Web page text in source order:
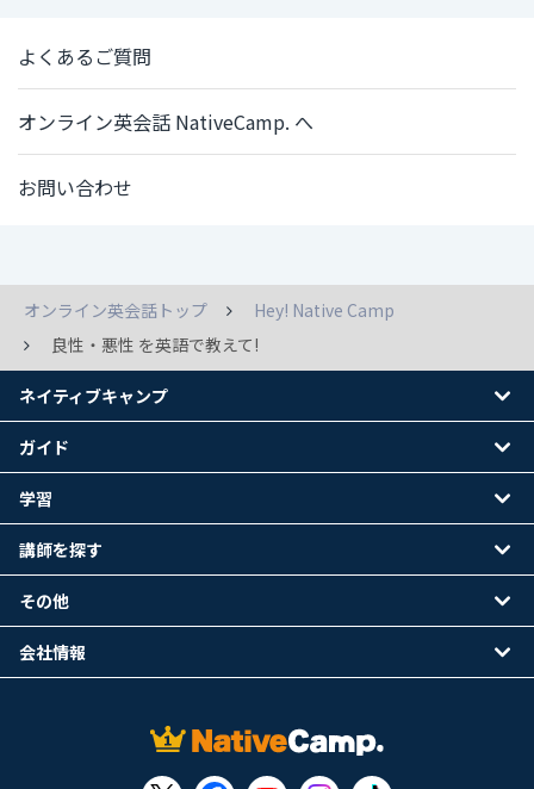
よくあるご質問
オンライン英会話 NativeCamp. へ
お問い合わせ
オンライン英会話トップ
Hey! Native Camp
良性・悪性 を英語で教えて!
ネイティブキャンプ
ガイド
学習
講師を探す
その他
会社情報